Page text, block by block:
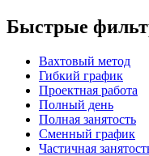
Быстрые
Вахтовый метод
Гибкий график
Проектная работа
Полный день
Полная занятость
Сменный график
Частичная